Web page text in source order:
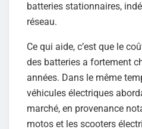
batteries stationnaires,
réseau.
Ce qui aide, c’est que le
des batteries a fortement
années. Dans le même
véhicules électriques
marché, en provenance
motos et les scooters